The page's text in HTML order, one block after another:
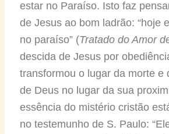
estar no Paraíso. Isto faz
de Jesus ao bom ladrão: “hoje
no paraíso” (Tratado do Amor
descida de Jesus por
transformou o lugar da morte e
de Deus no lugar da sua
essência do mistério cristão
no testemunho de S. Paulo: